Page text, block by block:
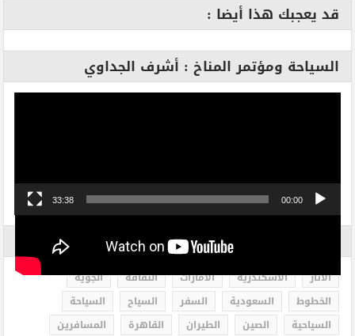
قد يعجبك هذا أيضا :
السياحة ومؤتمر المناخ : أشرف الجداوي
00:00
33:38
الاثار الاسكندرية الامارات الثقافة
الجوية
الخطوط
السعودية السفر السياح
السياحة
السياحية
الصين الطيران القاهرة
المسافرين